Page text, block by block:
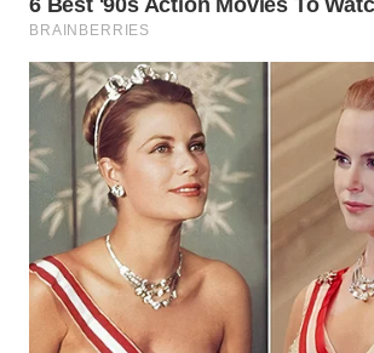
TENGAH
WN DELI
SERDANG
WN
TEBING
TINGGI
WN
PAKPAK